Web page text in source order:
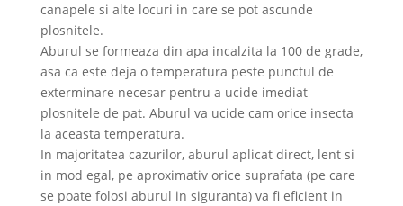
canapele si alte locuri in care se pot ascunde
plosnitele.
Aburul se formeaza din apa incalzita la 100 de grade,
asa ca este deja o temperatura peste punctul de
exterminare necesar pentru a ucide imediat
plosnitele de pat. Aburul va ucide cam orice insecta
la aceasta temperatura.
In majoritatea cazurilor, aburul aplicat direct, lent si
in mod egal, pe aproximativ orice suprafata (pe care
se poate folosi aburul in siguranta) va fi eficient in